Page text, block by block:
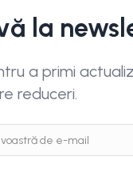
la
a primi
reduceri.